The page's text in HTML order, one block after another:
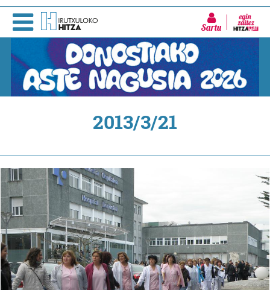
Sartu
2013/3/21